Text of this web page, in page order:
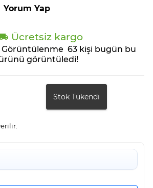
Yorum Yap
Ücretsiz kargo
63 kişi bugün bu
görüntüledi!
Stok Tükendi